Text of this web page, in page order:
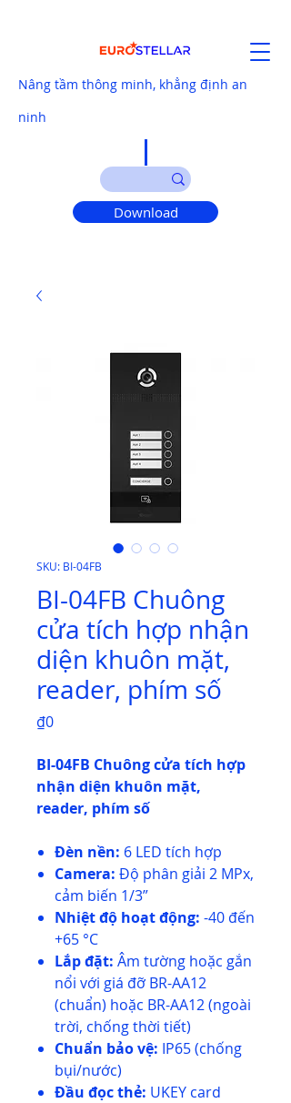
Nâng tầm thông minh, khẳng định an
ninh
Download
SKU: BI-04FB
BI-04FB Chuông
cửa tích hợp nhận
diện khuôn mặt,
reader, phím số
₫0Price
BI-04FB Chuông cửa tích hợp
nhận diện khuôn mặt,
reader, phím số
Đèn nền: 6 LED tích hợp
Camera: Độ phân giải 2 MPx,
cảm biến 1/3”
Nhiệt độ hoạt động: -40 đến
+65 °C
Lắp đặt: Âm tường hoặc gắn
nổi với giá đỡ BR-AA12
(chuẩn) hoặc BR-AA12 (ngoài
trời, chống thời tiết)
Chuẩn bảo vệ: IP65 (chống
bụi/nước)
Đầu đọc thẻ: UKEY card